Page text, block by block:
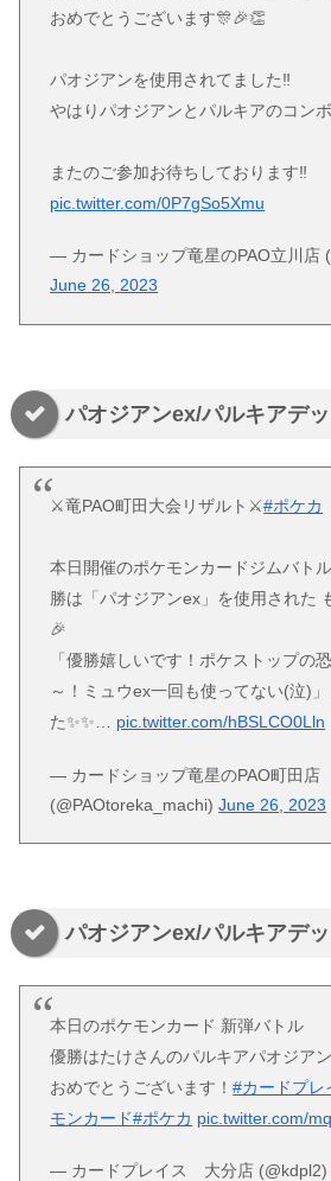
おめでとうございます🎊🎉👏
パオジアンを使用されてました‼️
やはりパオジアンとパルキアのコン
またのご参加お待ちしております‼️
pic.twitter.com/0P7gSo5Xmu
— カードショップ竜星のPAO立川店
June 26, 2023
パオジアンex/パルキアデ
⚔️竜PAO町田大会リザルト⚔️#ポケカ
本日開催のポケモンカードジムバト
勝は「パオジアンex」を使用された
🎉
「優勝嬉しいです！ポケストップの
～！ミュウex一回も使ってない(泣)
た✨✨… pic.twitter.com/hBSLCO0Lln
— カードショップ竜星のPAO町田店
(@PAOtoreka_machi)June 26, 2023
パオジアンex/パルキアデ
本日のポケモンカード 新弾バトル
優勝はたけさんのパルキアパオジア
おめでとうございます！#カードプレ
モンカード#ポケカ pic.twitter.com/
— カードプレイス 大分店